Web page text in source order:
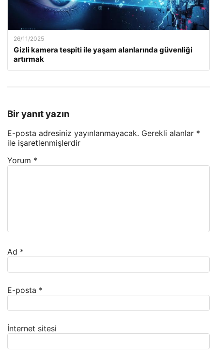
26/11/2025
Gizli kamera tespiti ile yaşam alanlarında güvenliği
artırmak
Bir yanıt yazın
E-posta adresiniz yayınlanmayacak. Gerekli alanlar *
ile işaretlenmişlerdir
Yorum *
Ad *
E-posta *
İnternet sitesi